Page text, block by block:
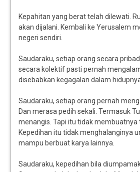
Kepahitan yang berat telah dilewati.
akan dijalani. Kembali ke Yerusalem
negeri sendiri.
Saudaraku, setiap orang secara
secara kolektif pasti pernah
disebabkan kegagalan dalam
Saudaraku, setiap orang pernah
Dan merasa pedih sekali. Termasuk
menangis. Tapi itu tidak membuatnya
Kepedihan itu tidak menghalanginya
mampu berbuat karya lainnya.
Saudaraku, kepedihan bila